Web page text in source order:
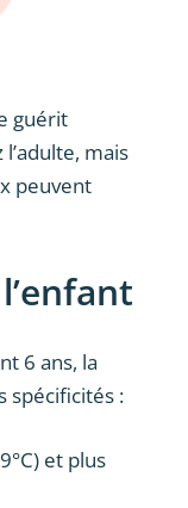
guérit
mais
peuvent
6 ans, la
spécificités :
et plus